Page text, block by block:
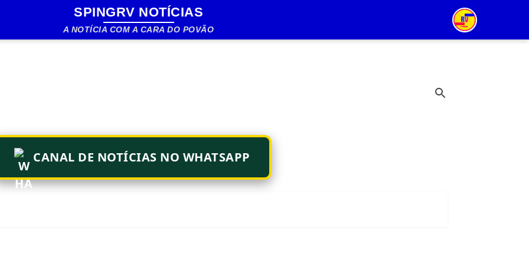
Pular para o conteúdo principal
SPINGRV NOTÍCIAS
A NOTÍCIA COM A CARA DO POVÃO
CANAL DE NOTÍCIAS NO WHATSAPP